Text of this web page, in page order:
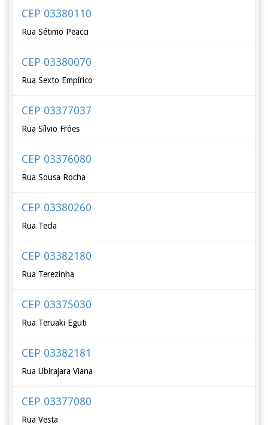
CEP 03380110
Rua Sétimo Peacci
CEP 03380070
Rua Sexto Empírico
CEP 03377037
Rua Sílvio Fróes
CEP 03376080
Rua Sousa Rocha
CEP 03380260
Rua Tecla
CEP 03382180
Rua Terezinha
CEP 03375030
Rua Teruaki Eguti
CEP 03382181
Rua Ubirajara Viana
CEP 03377080
Rua Vesta